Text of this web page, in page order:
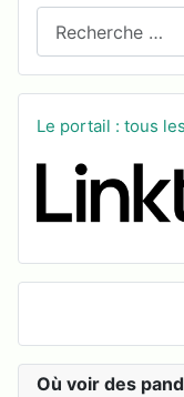
Le portail : tous
Où voir des